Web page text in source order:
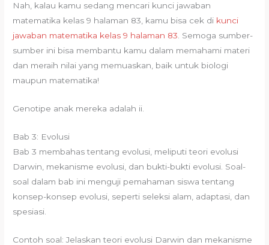
Nah, kalau kamu sedang mencari kunci jawaban
matematika kelas 9 halaman 83, kamu bisa cek di kunci
jawaban matematika kelas 9 halaman 83 . Semoga sumber-
sumber ini bisa membantu kamu dalam memahami materi
dan meraih nilai yang memuaskan, baik untuk biologi
maupun matematika!
Genotipe anak mereka adalah ii.
Bab 3: Evolusi
Bab 3 membahas tentang evolusi, meliputi teori evolusi
Darwin, mekanisme evolusi, dan bukti-bukti evolusi. Soal-
soal dalam bab ini menguji pemahaman siswa tentang
konsep-konsep evolusi, seperti seleksi alam, adaptasi, dan
spesiasi.
Contoh soal: Jelaskan teori evolusi Darwin dan mekanisme